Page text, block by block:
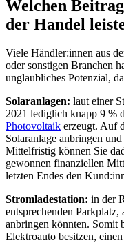
Welchen
der Handel
Viele Händler:innen aus
oder sonstigen Branchen
unglaubliches Potenzial,
Solaranlagen: laut einer
2021 lediglich knapp 9 %
Photovoltaik erzeugt. Auf
Solaranlage anbringen
Mittelfristig können Sie
gewonnen finanziellen
letzten Endes den
Stromladestation: in der
entsprechenden
anbringen könnten. Somit
Elektroauto besitzen,